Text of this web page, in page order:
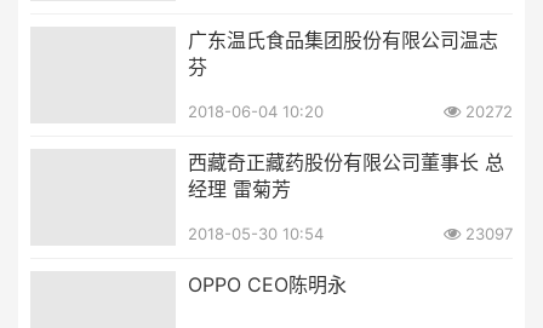
广东温氏食品集团股份有限公司温志
芬
2018-06-04 10:20 20272
西藏奇正藏药股份有限公司董事长 总
经理 雷菊芳
2018-05-30 10:54 23097
OPPO CEO陈明永